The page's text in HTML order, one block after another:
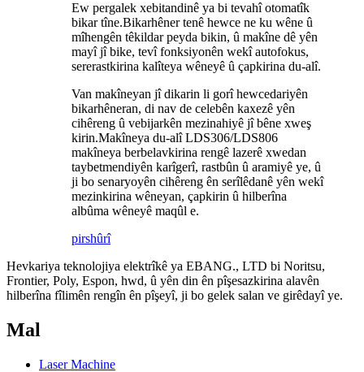
Ew pergalek xebitandinê ya bi tevahî otomatîk
bikar tîne.Bikarhêner tenê hewce ne ku wêne û
mîhengên têkildar peyda bikin, û makîne dê yên
mayî jî bike, tevî fonksiyonên wekî autofokus,
sererastkirina kalîteya wêneyê û çapkirina du-alî.
Van makîneyan jî dikarin li gorî hewcedariyên
bikarhêneran, di nav de celebên kaxezê yên
cihêreng û vebijarkên mezinahiyê jî bêne xweş
kirin.Makîneya du-alî LDS306/LDS806
makîneya berbelavkirina rengê lazerê xwedan
taybetmendiyên karîgerî, rastbûn û aramiyê ye, û
ji bo senaryoyên cihêreng ên serîlêdanê yên wekî
mezinkirina wêneyan, çapkirin û hilberîna
albûma wêneyê maqûl e.
pirshûrî
Hevkariya teknolojiya elektrîkê ya EBANG., LTD bi Noritsu,
Frontier, Poly, Espon, hwd, û yên din ên pîşesazkirina alavên
hilberîna fîlimên rengîn ên pîşeyî, ji bo gelek salan ve girêdayî ye.
Mal
Laser Machine